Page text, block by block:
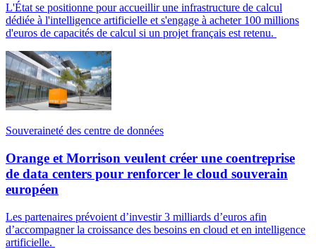
L'État se positionne pour accueillir une infrastructure de calcul
dédiée à l'intelligence artificielle et s'engage à acheter 100 millions
d'euros de capacités de calcul si un projet français est retenu.
Souveraineté des centre de données
Orange et Morrison veulent créer une coentreprise
de data centers pour renforcer le cloud souverain
européen
Les partenaires prévoient d’investir 3 milliards d’euros afin
d’accompagner la croissance des besoins en cloud et en intelligence
artificielle.